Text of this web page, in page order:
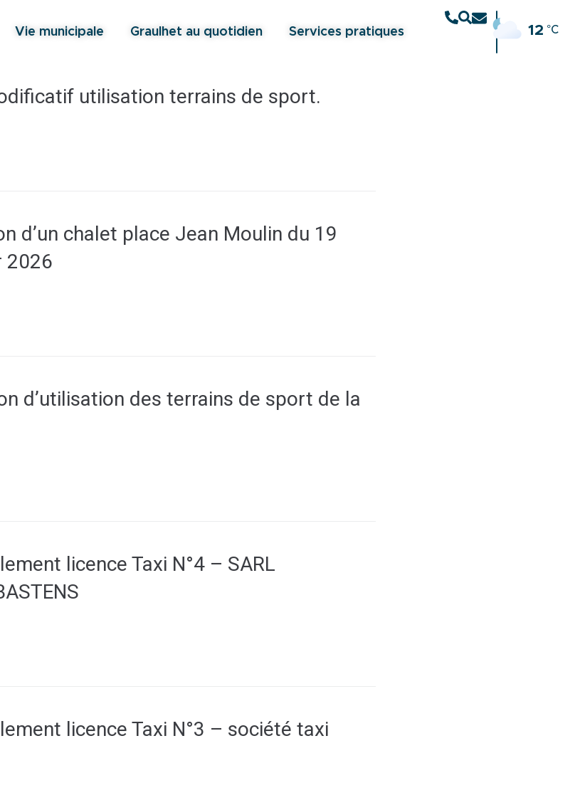
Vie municipale Graulhet au quotidien Services pratiques 12 °C
utilisation terrains de sport.
d’un chalet place Jean Moulin du 19
2026
d’utilisation des terrains de sport de la
licence Taxi N°4 – SARL
licence Taxi N°3 – société taxi